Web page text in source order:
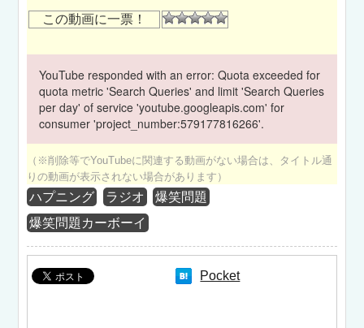
この動画に一票！
YouTube responded with an error: Quota exceeded for
quota metric 'Search Queries' and limit 'Search Queries
per day' of service 'youtube.googleapis.com' for
consumer 'project_number:579177816266'.
（※削除等でYouTubeに関連する動画がない場合は、タイトル通
りの動画が表示されない場合があります）
ハプニング ラジオ
爆笑問題
爆笑問題カーボーイ
Pocket